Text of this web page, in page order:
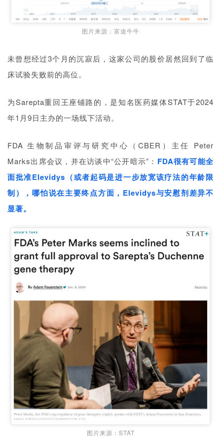
图片来源：富途牛牛
未曾想经过3个月的沉寂后，这家公司的股价居然回到了临
床试验失败前的高位。
为Sarepta重回王座铺路的，是知名医药媒体STAT于2024
年1月9日主办的一场线下活动。
FDA 生物制品审评与研究中心（CBER）主任 Peter
Marks出席会议，并在访谈中“公开暗示”： FDA很有可能全
面批准Elevidys（或者起码是进一步放宽该疗法的年龄限
制），哪怕说在主要终点方面，Elevidys与安慰剂差异不
显著。
图片来源：STAT